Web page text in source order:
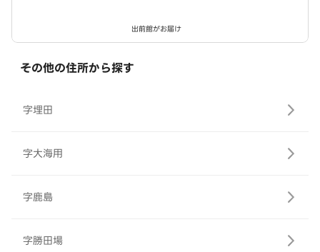
出前館がお届け
その他の住所から探す
字埋田
字大海用
字鹿島
字勝田場